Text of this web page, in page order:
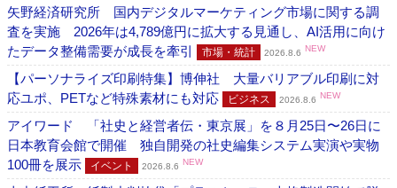
矢野経済研究所 国内デジタルマーケティング市場に関する調
査を実施 2026年は4,789億円に拡大する見通し、AI活用に向け
たデータ整備需要が成長を牽引
市場・統計 2026.8.6 NEW
【パーソナライズ印刷特集】博伸社 大量バリアブル印刷に対
応ユポ、PETなど特殊素材にも対応
ビジネス 2026.8.6 NEW
アイワード 「社史と経営者伝・東京展」を８月25日〜26日に
日本教育会館で開催 独自開発の社史編集システム実演や実物
100冊を展示
イベント 2026.8.6 NEW